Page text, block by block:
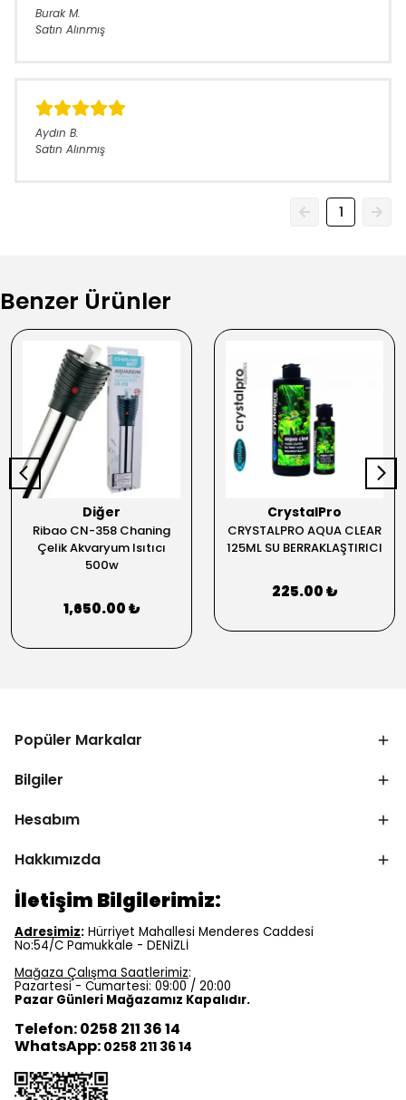
Burak M.
Satın Alınmış
Aydın B.
Satın Alınmış
1
Benzer Ürünler
Diğer
Ribao CN-358 Chaning
Çelik Akvaryum Isıtıcı
500w
1,650.00 ₺
CrystalPro
CRYSTALPRO AQUA CLEAR
125ML SU BERRAKLAŞTIRICI
225.00 ₺
Popüler Markalar
Bilgiler
Hesabım
Hakkımızda
İletişim Bilgilerimiz:
Adresimiz: Hürriyet Mahallesi Menderes Caddesi
No:54/C Pamukkale - DENİZLİ
Mağaza Çalışma Saatlerimiz:
Pazartesi - Cumartesi: 09:00 / 20:00
Pazar Günleri Mağazamız Kapalıdır.
Telefon: 0258 211 36 14
WhatsApp: 0258 211 36 14